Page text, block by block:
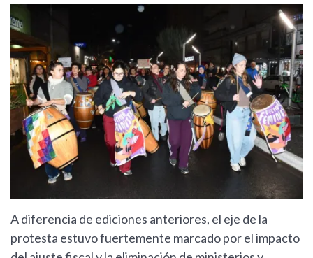
A diferencia de ediciones anteriores, el eje de la
protesta estuvo fuertemente marcado por el impacto